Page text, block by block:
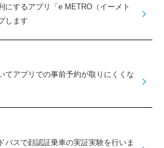
にするアプリ「e METRO（イーメト
します
てアプリでの事前予約が取りにくくな
バスで顔認証乗車の実証実験を行いま